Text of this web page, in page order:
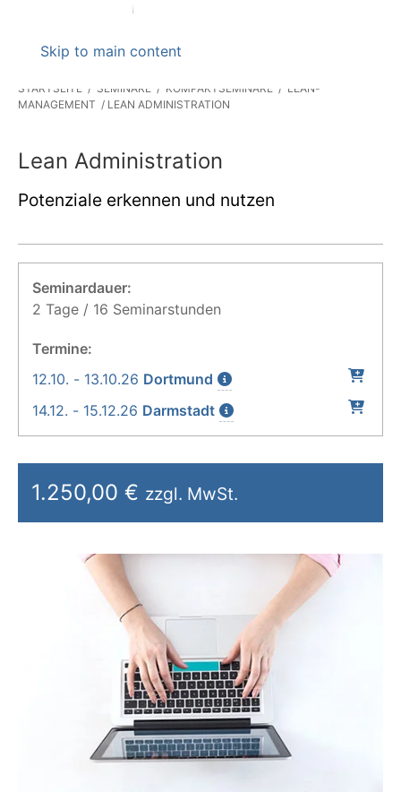
Skip to main content
STARTSEITE SEMINARE KOMPAKTSEMINARE
LEAN-
MANAGEMENT
LEAN ADMINISTRATION
Lean Administration
Potenziale erkennen und nutzen
Seminardauer:
2 Tage / 16 Seminarstunden
Termine:
12.10. - 13.10.26 Dortmund
14.12. - 15.12.26 Darmstadt
1.250,00 € zzgl. MwSt.